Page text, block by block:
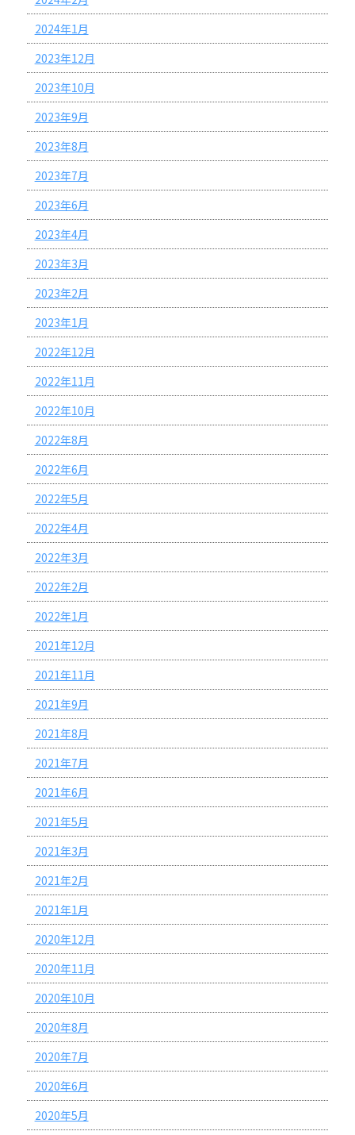
2024年1月
2023年12月
2023年10月
2023年9月
2023年8月
2023年7月
2023年6月
2023年4月
2023年3月
2023年2月
2023年1月
2022年12月
2022年11月
2022年10月
2022年8月
2022年6月
2022年5月
2022年4月
2022年3月
2022年2月
2022年1月
2021年12月
2021年11月
2021年9月
2021年8月
2021年7月
2021年6月
2021年5月
2021年3月
2021年2月
2021年1月
2020年12月
2020年11月
2020年10月
2020年8月
2020年7月
2020年6月
2020年5月